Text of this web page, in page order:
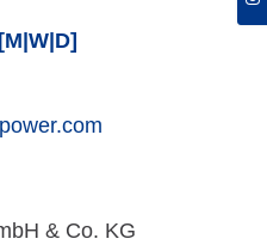
& Co. KG